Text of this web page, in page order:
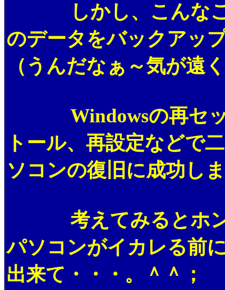
しかし、こんなこ
のデータをバックアッ
（うんだなぁ～気が遠
Windowsの再セッ
トール、再設定などで
ソコンの復旧に成功し
考えてみるとホン
パソコンがイカレる前
出来て・・・。＾＾